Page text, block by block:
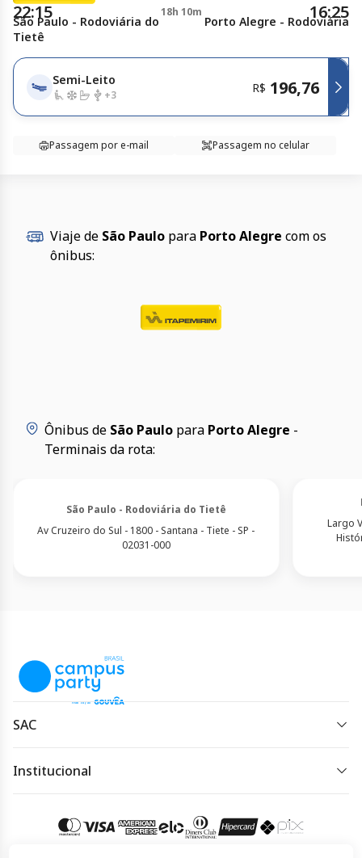
22:15 18h 10m 16:25
São Paulo - Rodoviária do
Tietê
Porto Alegre - Rodoviária
Semi-Leito
+3 R$ 196,76
Passagem por e-mail Passagem no celular
Viaje de São Paulo para Porto Alegre com os
ônibus:
Ônibus de São Paulopara Porto Alegre -
Terminais da rota:
São Paulo - Rodoviária do Tietê
Av Cruzeiro do Sul - 1800 - Santana - Tiete - SP -
02031-000
Largo
SAC
Horário de atendimento:
Institucional
Política de Cookies